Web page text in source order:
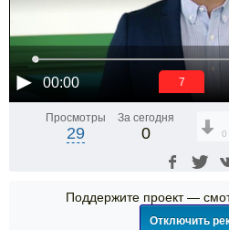
00:00 6
Просмотры
29
За сегодня
0 0
Поддержите проект —
Отключить